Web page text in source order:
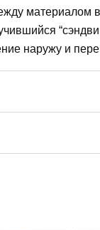
материалом
наружу и